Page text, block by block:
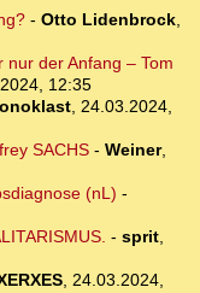
- Otto Lidenbrock,
der Anfang – Tom
12:35
, 24.03.2024,
SACHS- Weiner,
(nL) -
- sprit,
, 24.03.2024,